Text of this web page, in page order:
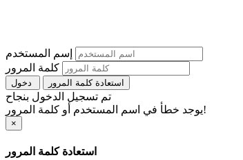
إسم المستخدم
كلمة المرور
استعادة كلمة المرور
تم تسجيل الدخول بنجاح
يوجد خطأ في اسم المستخدم أو كلمة المرور!
×
استعادة كلمة المرور